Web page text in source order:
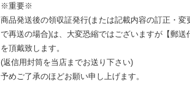
※重要※
商品発送後の領収証発行(または記載内容の訂正・変
で再送の場合)は、大変恐縮ではございますが【郵送
を頂戴致します。
(返信用封筒を当店までお送り下さい)
予めご了承のほどお願い申し上げます。